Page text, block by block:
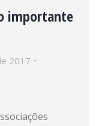
importante
2017